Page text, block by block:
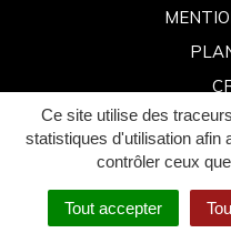
Ce site utilise des
statistiques d'utilisation afin
contrôler ceux
Tout accepter
ACCESSIBILITÉ :